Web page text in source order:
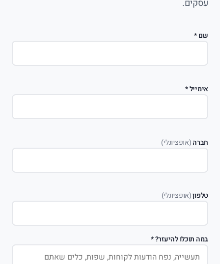
עסקים.
שם*
אימייל*
חברה(אופציונלי)
טלפון(אופציונלי)
במה תוכלו להיעזר?*
Website (leave empty)